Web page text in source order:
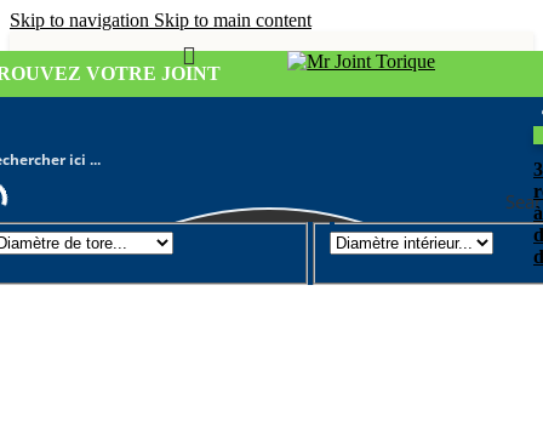
Skip to navigation Skip to main content
VOTRE JOINT
Joint torique/ Diamètre de tore 4mm